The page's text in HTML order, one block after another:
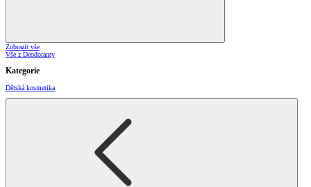
Zobrazit vše
Vše z Deodoranty
Kategorie
Dětská kosmetika